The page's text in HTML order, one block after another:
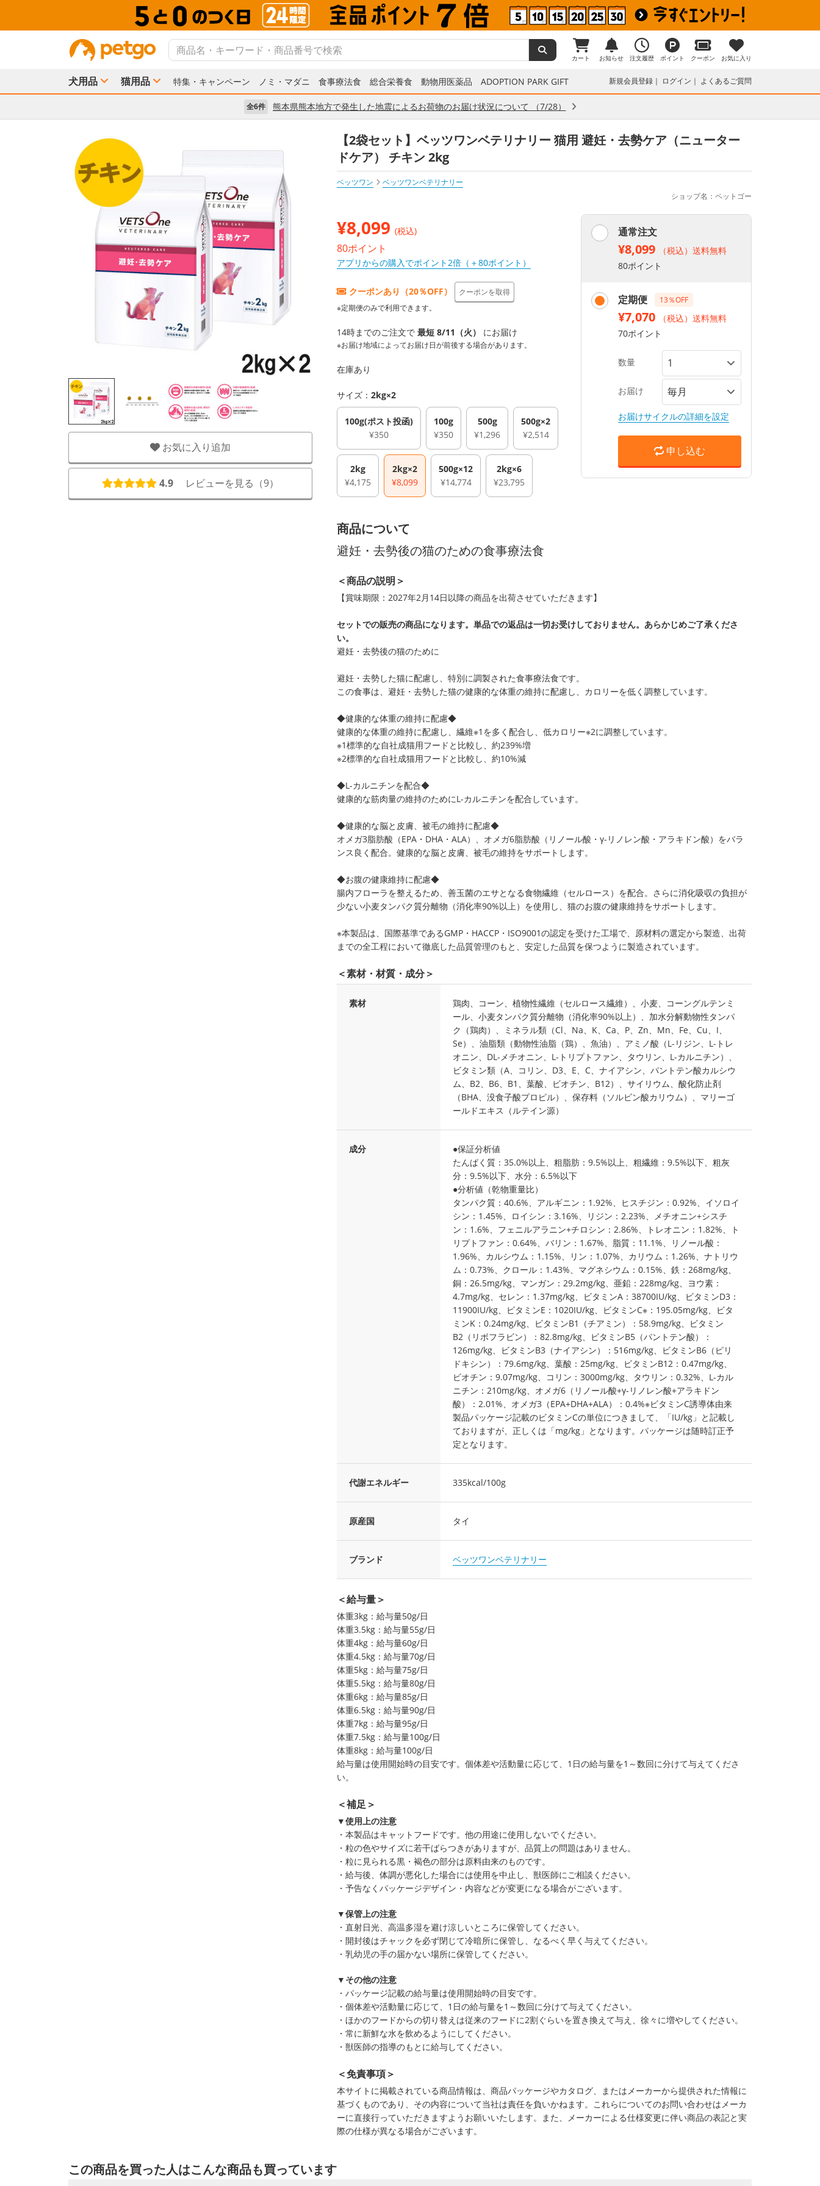
カート お知らせ 注文履歴 ポイント クーポン お気に入り
犬用品 猫用品 特集・キャンペーン ノミ・マダニ 食事療法食 総合栄養食 動物用医薬品 ADOPTION PARK GIFT 新規会員登録 ログイン よくあるご質問
全6件 熊本県熊本地方で発生した地震によるお荷物のお届け状況について （7/28）
お気に入り追加
4.9 レビューを見る（9）
【2袋セット】ベッツワンベテリナリー 猫用 避妊・去勢ケア（ニューター
ドケア） チキン 2kg
ベッツワン
ベッツワンベテリナリー
ショップ名：ペットゴー
¥8,099 (税込)
80ポイント
アプリからの購入でポイント2倍（＋80ポイント）
クーポンあり（20％OFF）
クーポンを取得
※定期便のみで利用できます。
14時までのご注文で 最短 8/11（火） にお届け
※お届け地域によってお届け日が前後する場合があります。
在庫あり
サイズ： 2kg×2
100g(ポスト投函)
¥350
100g
¥350
500g
¥1,296
500g×2
¥2,514
2kg
¥4,175
2kg×2
¥8,099
500g×12
¥14,774
2kg×6
¥23,795
通常注文
¥8,099
（税込）送料無料
80ポイント
定期便 13％OFF
¥7,070
（税込）送料無料
70ポイント
数量
お届け
お届けサイクルの詳細を設定
申し込む
商品について
避妊・去勢後の猫のための食事療法食
＜商品の説明＞
【賞味期限：2027年2月14日以降の商品を出荷させていただきます】
セットでの販売の商品になります。単品での返品は一切お受けしておりません。あらかじめご了承くださ
い。
避妊・去勢後の猫のために
避妊・去勢した猫に配慮し、特別に調製された食事療法食です。
この食事は、避妊・去勢した猫の健康的な体重の維持に配慮し、カロリーを低く調整しています。
◆健康的な体重の維持に配慮◆
健康的な体重の維持に配慮し、繊維※1を多く配合し、低カロリー※2に調整しています。
※1標準的な自社成猫用フードと比較し、約239%増
※2標準的な自社成猫用フードと比較し、約10%減
◆L-カルニチンを配合◆
健康的な筋肉量の維持のためにL-カルニチンを配合しています。
◆健康的な脳と皮膚、被毛の維持に配慮◆
オメガ3脂肪酸（EPA・DHA・ALA）、オメガ6脂肪酸（リノール酸・γ-リノレン酸・アラキドン酸）をバラ
ンス良く配合。健康的な脳と皮膚、被毛の維持をサポートします。
◆お腹の健康維持に配慮◆
腸内フローラを整えるため、善玉菌のエサとなる食物繊維（セルロース）を配合。さらに消化吸収の負担が
少ない小麦タンパク質分離物（消化率90%以上）を使用し、猫のお腹の健康維持をサポートします。
※本製品は、国際基準であるGMP・HACCP・ISO9001の認定を受けた工場で、原材料の選定から製造、出荷
までの全工程において徹底した品質管理のもと、安定した品質を保つように製造されています。
＜素材・材質・成分＞
素材
鶏肉、コーン、植物性繊維（セルロース繊維）、小麦、コーングルテンミ
ール、小麦タンパク質分離物（消化率90%以上）、加水分解動物性タンパ
ク（鶏肉）、ミネラル類（Cl、Na、K、Ca、P、Zn、Mn、Fe、Cu、I、
Se）、油脂類（動物性油脂（鶏）、魚油）、アミノ酸（L-リジン、L-トレ
オニン、DL-メチオニン、L-トリプトファン、タウリン、L-カルニチン）、
ビタミン類（A、コリン、D3、E、C、ナイアシン、パントテン酸カルシウ
ム、B2、B6、B1、葉酸、ビオチン、B12）、サイリウム、酸化防止剤
（BHA、没食子酸プロピル）、保存料（ソルビン酸カリウム）、マリーゴ
ールドエキス（ルテイン源）
成分
●保証分析値
たんぱく質：35.0%以上、粗脂肪：9.5%以上、粗繊維：9.5%以下、粗灰
分：9.5%以下、水分：6.5%以下
●分析値（乾物重量比）
タンパク質：40.6%、アルギニン：1.92%、ヒスチジン：0.92%、イソロイ
シン：1.45%、ロイシン：3.16%、リジン：2.23%、メチオニン+シスチ
ン：1.6%、フェニルアラニン+チロシン：2.86%、トレオニン：1.82%、ト
リプトファン：0.64%、バリン：1.67%、脂質：11.1%、リノール酸：
1.96%、カルシウム：1.15%、リン：1.07%、カリウム：1.26%、ナトリウ
ム：0.73%、クロール：1.43%、マグネシウム：0.15%、鉄：268mg/kg、
銅：26.5mg/kg、マンガン：29.2mg/kg、亜鉛：228mg/kg、ヨウ素：
4.7mg/kg、セレン：1.37mg/kg、ビタミンA：38700IU/kg、ビタミンD3：
11900IU/kg、ビタミンE：1020IU/kg、ビタミンC※：195.05mg/kg、ビタ
ミンK：0.24mg/kg、ビタミンB1（チアミン）：58.9mg/kg、ビタミン
B2（リボフラビン）：82.8mg/kg、ビタミンB5（パントテン酸）：
126mg/kg、ビタミンB3（ナイアシン）：516mg/kg、ビタミンB6（ピリ
ドキシン）：79.6mg/kg、葉酸：25mg/kg、ビタミンB12：0.47mg/kg、
ビオチン：9.07mg/kg、コリン：3000mg/kg、タウリン：0.32%、L-カル
ニチン：210mg/kg、オメガ6（リノール酸+γ-リノレン酸+アラキドン
酸）：2.01%、オメガ3（EPA+DHA+ALA）：0.4%※ビタミンC誘導体由来
製品パッケージ記載のビタミンCの単位につきまして、「IU/kg」と記載し
ておりますが、正しくは「mg/kg」となります。パッケージは随時訂正予
定となります。
代謝エネルギー 335kcal/100g
原産国 タイ
ブランド ベッツワンベテリナリー
＜給与量＞
体重3kg：給与量50g/日
体重3.5kg：給与量55g/日
体重4kg：給与量60g/日
体重4.5kg：給与量70g/日
体重5kg：給与量75g/日
体重5.5kg：給与量80g/日
体重6kg：給与量85g/日
体重6.5kg：給与量90g/日
体重7kg：給与量95g/日
体重7.5kg：給与量100g/日
体重8kg：給与量100g/日
給与量は使用開始時の目安です。個体差や活動量に応じて、1日の給与量を1～数回に分けて与えてくださ
い。
＜補足＞
▼使用上の注意
・本製品はキャットフードです。他の用途に使用しないでください。
・粒の色やサイズに若干ばらつきがありますが、品質上の問題はありません。
・粒に見られる黒・褐色の部分は原料由来のものです。
・給与後、体調が悪化した場合には使用を中止し、獣医師にご相談ください。
・予告なくパッケージデザイン・内容などが変更になる場合がございます。
▼保管上の注意
・直射日光、高温多湿を避け涼しいところに保管してください。
・開封後はチャックを必ず閉じて冷暗所に保管し、なるべく早く与えてください。
・乳幼児の手の届かない場所に保管してください。
▼その他の注意
・パッケージ記載の給与量は使用開始時の目安です。
・個体差や活動量に応じて、1日の給与量を1～数回に分けて与えてください。
・ほかのフードからの切り替えは従来のフードに2割ぐらいを置き換えて与え、徐々に増やしてください。
・常に新鮮な水を飲めるようにしてください。
・獣医師の指導のもとに給与してください。
＜免責事項＞
本サイトに掲載されている商品情報は、商品パッケージやカタログ、またはメーカーから提供された情報に
基づくものであり、その内容について当社は責任を負いかねます。これらについてのお問い合わせはメーカ
ーに直接行っていただきますようお願いいたします。また、メーカーによる仕様変更に伴い商品の表記と実
際の仕様が異なる場合がございます。
この商品を買った人はこんな商品も買っています